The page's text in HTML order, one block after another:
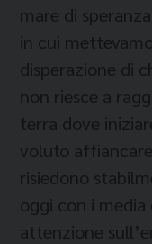
mare di
in cui
disperazione di
non riesce a
terra dove
voluto
risiedono
oggi con i
attenzione